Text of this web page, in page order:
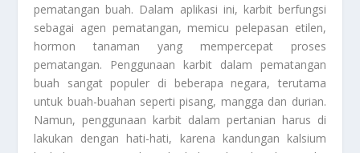
pematangan buah. Dalam aplikasi ini, karbit berfungsi
sebagai agen pematangan, memicu pelepasan etilen,
hormon tanaman yang mempercepat proses
pematangan. Penggunaan karbit dalam pematangan
buah sangat populer di beberapa negara, terutama
untuk buah-buahan seperti pisang, mangga dan durian.
Namun, penggunaan karbit dalam pertanian harus di
lakukan dengan hati-hati, karena kandungan kalsium